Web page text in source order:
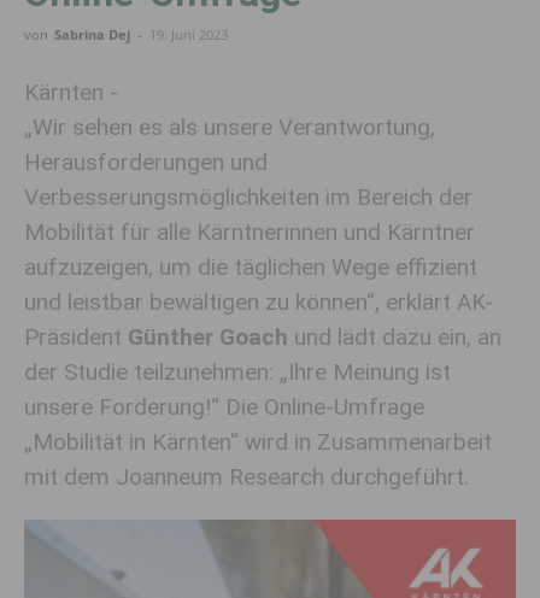
von Sabrina Dej - 19. Juni 2023
Kärnten -
„Wir sehen es als unsere Verantwortung,
Herausforderungen und
Verbesserungsmöglichkeiten im Bereich der
Mobilität für alle Kärntnerinnen und Kärntner
aufzuzeigen, um die täglichen Wege effizient
und leistbar bewältigen zu können“, erklärt AK-
Präsident Günther Goach und lädt dazu ein, an
der Studie teilzunehmen: „Ihre Meinung ist
unsere Forderung!“ Die Online-Umfrage
„Mobilität in Kärnten“ wird in Zusammenarbeit
mit dem Joanneum Research durchgeführt.